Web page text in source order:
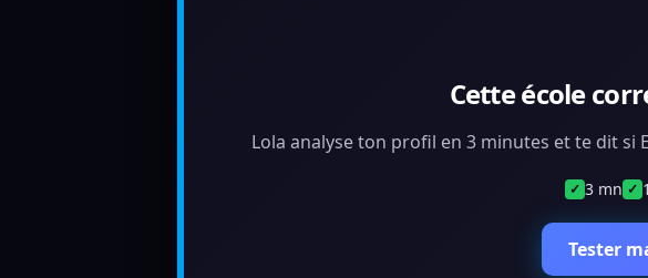
Cette école
Lola analyse ton profil en 3 minutes et te dit si
✓ 3 mn ✓
Tester